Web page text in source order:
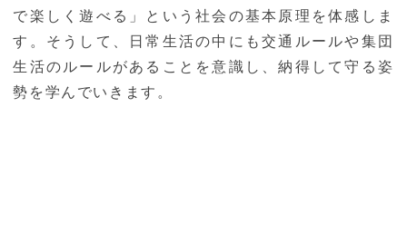
で楽しく遊べる」という社会の基本原理を体感しま
す。そうして、日常生活の中にも交通ルールや集団
生活のルールがあることを意識し、納得して守る姿
勢を学んでいきます。